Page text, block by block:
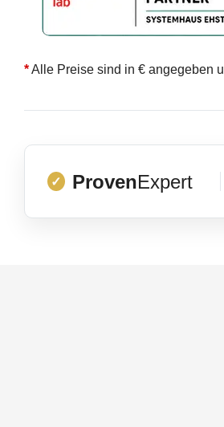
*Alle Preise sind in € angegeben
✓ ProvenExpert